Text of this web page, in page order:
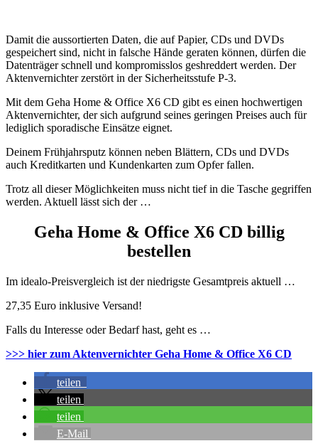
Damit die aussortierten Daten, die auf Papier, CDs und DVDs
gespeichert sind, nicht in falsche Hände geraten können, dürfen die
Datenträger schnell und kompromisslos geshreddert werden. Der
Aktenvernichter zerstört in der Sicherheitsstufe P-3.
Mit dem Geha Home & Office X6 CD gibt es einen hochwertigen
Aktenvernichter, der sich aufgrund seines geringen Preises auch für
lediglich sporadische Einsätze eignet.
Deinem Frühjahrsputz können neben Blättern, CDs und DVDs
auch Kreditkarten und Kundenkarten zum Opfer fallen.
Trotz all dieser Möglichkeiten muss nicht tief in die Tasche gegriffen
werden. Aktuell lässt sich der …
Geha Home & Office X6 CD billig
bestellen
Im idealo-Preisvergleich ist der niedrigste Gesamtpreis aktuell …
27,35 Euro inklusive Versand!
Falls du Interesse oder Bedarf hast, geht es …
>>> hier zum Aktenvernichter Geha Home & Office X6 CD
teilen
teilen
teilen
E-Mail